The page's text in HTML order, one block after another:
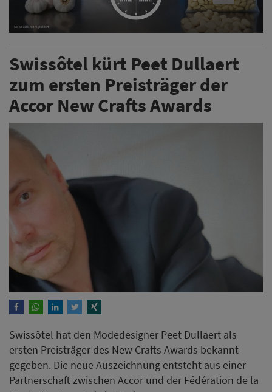
Swissôtel kürt Peet Dullaert
zum ersten Preisträger der
Accor New Crafts Awards
Swissôtel hat den Modedesigner Peet Dullaert als
ersten Preisträger des New Crafts Awards bekannt
gegeben. Die neue Auszeichnung entsteht aus einer
Partnerschaft zwischen Accor und der Fédération de la